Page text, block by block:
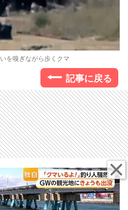
を嗅ぎながら歩くクマ
記事に戻る